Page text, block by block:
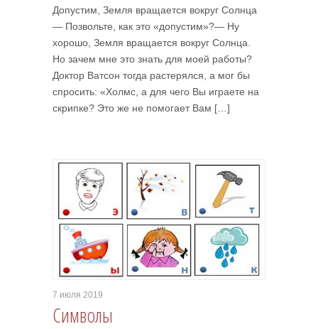
Допустим, Земля вращается вокруг Солнца
— Позвольте, как это «допустим»?— Ну
хорошо, Земля вращается вокруг Солнца.
Но зачем мне это знать для моей работы?
Доктор Ватсон тогда растерялся, а мог бы
спросить: «Холмс, а для чего Вы играете на
скрипке? Это же не помогает Вам […]
7 июля 2019
Символы